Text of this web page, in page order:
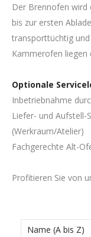
Der Brennofen
bis zur ersten
transporttüchtig
Kammerofen liegen
Optionale
Inbetriebnahme
Liefer- und Aufstell-
(Werkraum/Atelier)
Fachgerechte Alt-
Profitieren Sie von
Name (A bis Z)